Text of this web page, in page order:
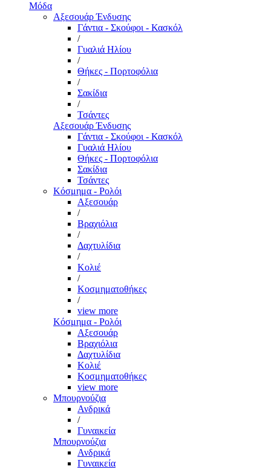
Μόδα
Αξεσουάρ Ένδυσης
Γάντια - Σκούφοι - Κασκόλ
/
Γυαλιά Ηλίου
/
Θήκες - Πορτοφόλια
/
Σακίδια
/
Τσάντες
Αξεσουάρ Ένδυσης
Γάντια - Σκούφοι - Κασκόλ
Γυαλιά Ηλίου
Θήκες - Πορτοφόλια
Σακίδια
Τσάντες
Κόσμημα - Ρολόι
Αξεσουάρ
/
Βραχιόλια
/
Δαχτυλίδια
/
Κολιέ
/
Κοσμηματοθήκες
/
view more
Κόσμημα - Ρολόι
Αξεσουάρ
Βραχιόλια
Δαχτυλίδια
Κολιέ
Κοσμηματοθήκες
view more
Μπουρνούζια
Ανδρικά
/
Γυναικεία
Μπουρνούζια
Ανδρικά
Γυναικεία